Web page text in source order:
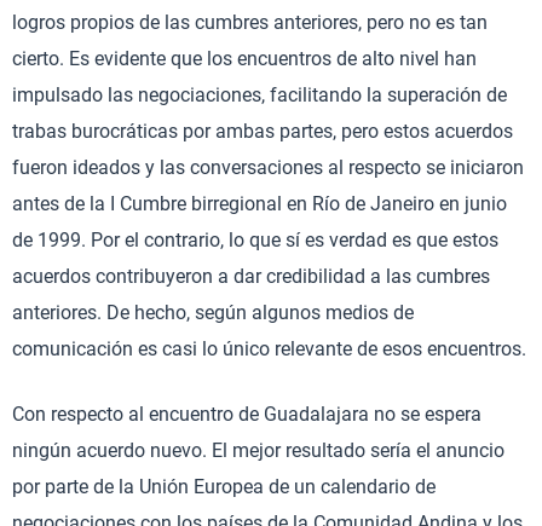
logros propios de las cumbres anteriores, pero no es tan
cierto. Es evidente que los encuentros de alto nivel han
impulsado las negociaciones, facilitando la superación de
trabas burocráticas por ambas partes, pero estos acuerdos
fueron ideados y las conversaciones al respecto se iniciaron
antes de la I Cumbre birregional en Río de Janeiro en junio
de 1999. Por el contrario, lo que sí es verdad es que estos
acuerdos contribuyeron a dar credibilidad a las cumbres
anteriores. De hecho, según algunos medios de
comunicación es casi lo único relevante de esos encuentros.
Con respecto al encuentro de Guadalajara no se espera
ningún acuerdo nuevo. El mejor resultado sería el anuncio
por parte de la Unión Europea de un calendario de